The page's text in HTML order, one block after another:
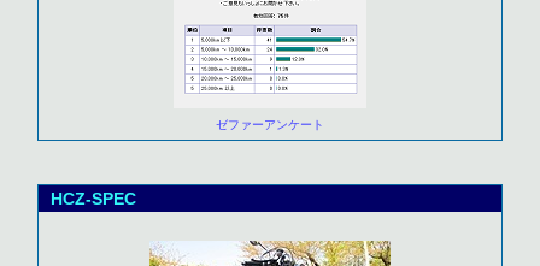
ゼファーアンケート
HCZ-SPEC